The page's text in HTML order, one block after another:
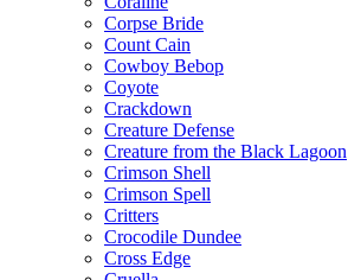
Corpse Bride
Count Cain
Cowboy Bebop
Coyote
Crackdown
Creature Defense
Creature from the Black Lagoon
Crimson Shell
Crimson Spell
Critters
Crocodile Dundee
Cross Edge